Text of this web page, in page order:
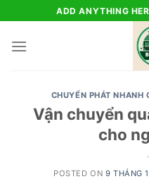
to
content
ADD ANYTHING
CHUYỂN PHÁT NHANH
Vận chuyển
cho
POSTED ON 9 THÁNG